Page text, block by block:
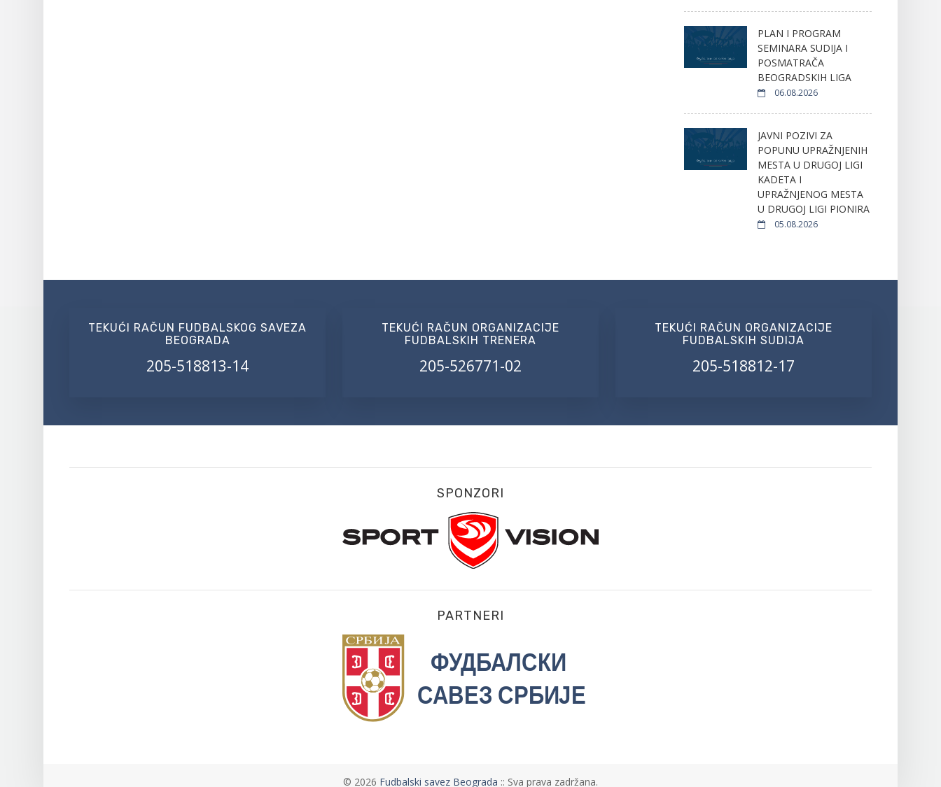
PLAN I PROGRAM
SEMINARA SUDIJA I
POSMATRAČA
BEOGRADSKIH LIGA
06.08.2026
JAVNI POZIVI ZA
POPUNU UPRAŽNJENIH
MESTA U DRUGOJ LIGI
KADETA I
UPRAŽNJENOG MESTA
U DRUGOJ LIGI PIONIRA
05.08.2026
TEKUĆI RAČUN FUDBALSKOG SAVEZA
BEOGRADA
205-518813-14
TEKUĆI RAČUN ORGANIZACIJE
FUDBALSKIH TRENERA
205-526771-02
TEKUĆI RAČUN ORGANIZACIJE
FUDBALSKIH SUDIJA
205-518812-17
SPONZORI
PARTNERI
© 2026 Fudbalski savez Beograda :: Sva prava zadržana.